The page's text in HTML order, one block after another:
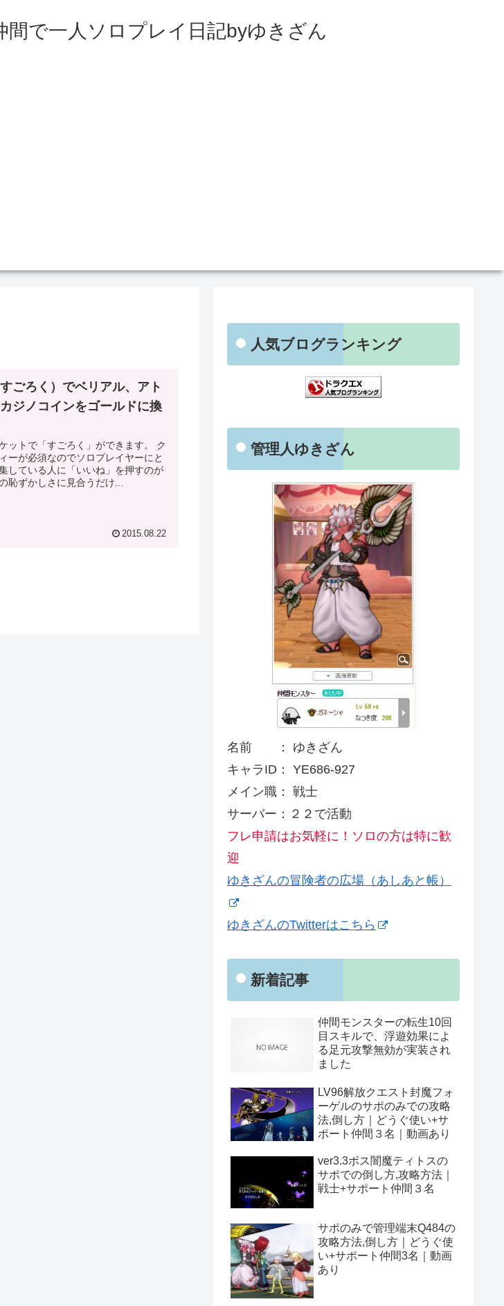
間で一人ソロプレイ日記byゆきざん
ごろく）でベリアル、アト
ジノコインをゴールドに換
ットで「すごろく」ができます。 ク
ーが必須なのでソロプレイヤーにと
している人に「いいね」を押すのが
恥ずかしさに見合うだけ...
2015.08.22
人気ブログランキング
管理人ゆきざん
名前 ： ゆきざん
キャラID： YE686-927
メイン職： 戦士
サーバー：２２で活動
フレ申請はお気軽に！ソロの方は特に歓
迎
ゆきざんの冒険者の広場（あしあと帳）
ゆきざんのTwitterはこちら
新着記事
仲間モンスターの転生10回
目スキルで、浮遊効果によ
る足元攻撃無効が実装され
ました
LV96解放クエスト封魔フォ
ーゲルのサポのみでの攻略
法,倒し方｜どうぐ使い+サ
ポート仲間３名｜動画あり
ver3.3ボス闇魔ティトスの
サポでの倒し方,攻略方法｜
戦士+サポート仲間３名
サポのみで管理端末Q484の
攻略方法,倒し方｜どうぐ使
い+サポート仲間3名｜動画
あり